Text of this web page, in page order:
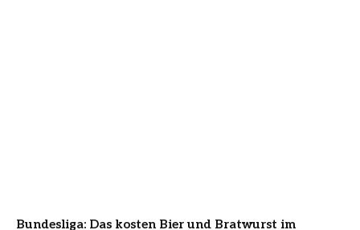
Bundesliga: Das kosten Bier und Bratwurst im